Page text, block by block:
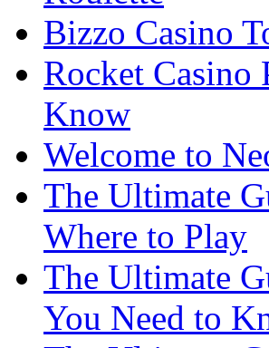
Bizzo Casino
Rocket Casino
Know
Welcome to
The Ultimate
Where to Play
The Ultimate
You Need to